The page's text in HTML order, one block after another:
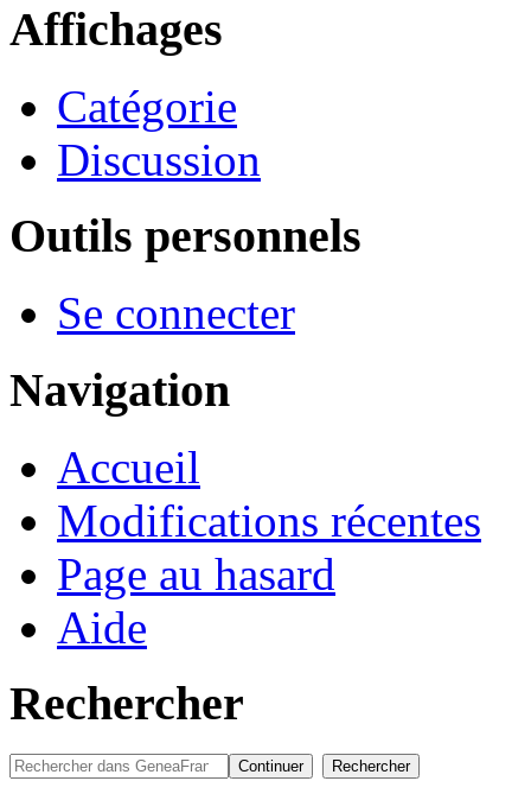
Affichages
Catégorie
Discussion
Outils personnels
Se connecter
Navigation
Accueil
Modifications récentes
Page au hasard
Aide
Rechercher